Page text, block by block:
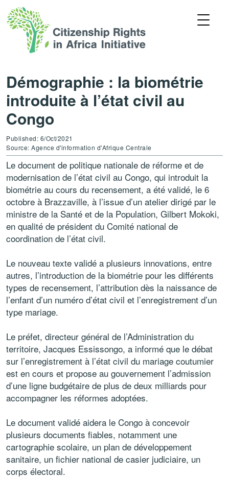
Démographie : la biométrie
introduite à l’état civil au
Congo
Published: 6/Oct/2021
Source: Agence d'information d'Afrique Centrale
Le document de politique nationale de réforme et de
modernisation de l’état civil au Congo, qui introduit la
biométrie au cours du recensement, a été validé, le 6
octobre à Brazzaville, à l’issue d’un atelier dirigé par le
ministre de la Santé et de la Population, Gilbert Mokoki,
en qualité de président du Comité national de
coordination de l’état civil.
Le nouveau texte validé a plusieurs innovations, entre
autres, l’introduction de la biométrie pour les différents
types de recensement, l’attribution dès la naissance de
l’enfant d’un numéro d’état civil et l’enregistrement d’un
type mariage.
Le préfet, directeur général de l’Administration du
territoire, Jacques Essissongo, a informé que le débat
sur l’enregistrement à l’état civil du mariage coutumier
est en cours et propose au gouvernement l’admission
d’une ligne budgétaire de plus de deux milliards pour
accompagner les réformes adoptées.
Le document validé aidera le Congo à concevoir
plusieurs documents fiables, notamment une
cartographie scolaire, un plan de développement
sanitaire, un fichier national de casier judiciaire, un
corps électoral.